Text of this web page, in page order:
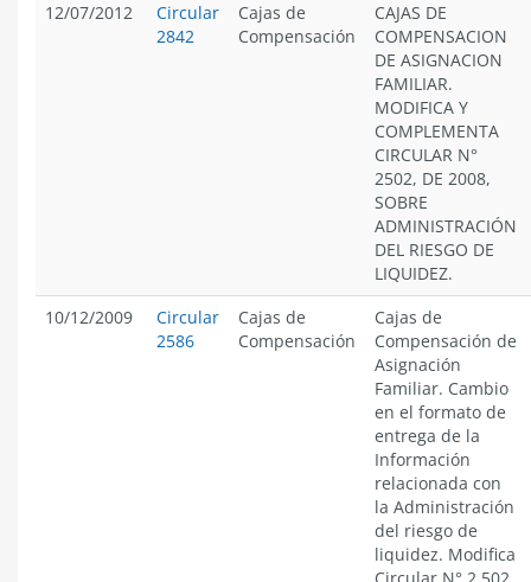
12/07/2012
Circular
2842
Cajas de
Compensación
CAJAS DE
COMPENSACION
DE ASIGNACION
FAMILIAR.
MODIFICA Y
COMPLEMENTA
CIRCULAR N°
2502, DE 2008,
SOBRE
ADMINISTRACIÓN
DEL RIESGO DE
LIQUIDEZ.
10/12/2009
Circular
2586
Cajas de
Compensación
Cajas de
Compensación de
Asignación
Familiar. Cambio
en el formato de
entrega de la
Información
relacionada con
la Administración
del riesgo de
liquidez. Modifica